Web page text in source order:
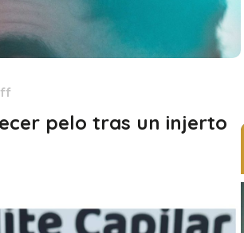
pelo tras un injerto